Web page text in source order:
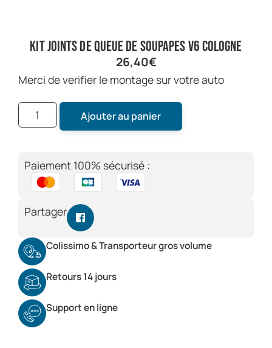
kit joints de queue de soupapes V6 cologne
26,40€
merci de verifier le montage sur votre auto
Ajouter au panier
Paiement 100% sécurisé :
Partager
Colissimo & Transporteur gros volume
Retours 14 jours
Support en ligne